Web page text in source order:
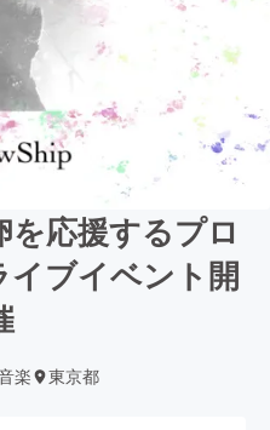
応援するプロ
ブイベント開
楽 東京都